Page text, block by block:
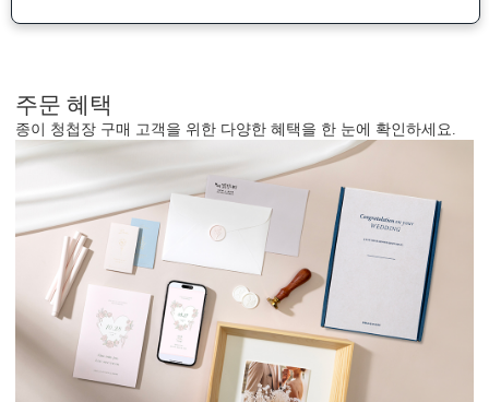
AI로 해상도 UP
AI 업스케일링 기술로 해상도를 보완해드립니다.
다만, 지나치게 저화질인 경우에는 업스케일링 후에도 인쇄 품질에
한계가 있을 수 있어요. 가장 좋은 방법은 원본 사진을 300dpi 이상의
고해상도로 보내주시는 것입니다.
주문 혜택
종이 청첩장 구매 고객을 위한 다양한 혜택을 한 눈에 확인하세요.